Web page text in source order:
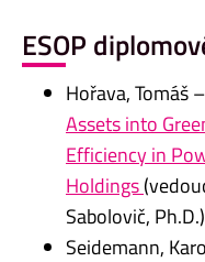
ESOP
Hořava, Tomáš –
Assets into
Efficiency in
Holdings
Sabolovič, Ph.D.)
Seidemann,